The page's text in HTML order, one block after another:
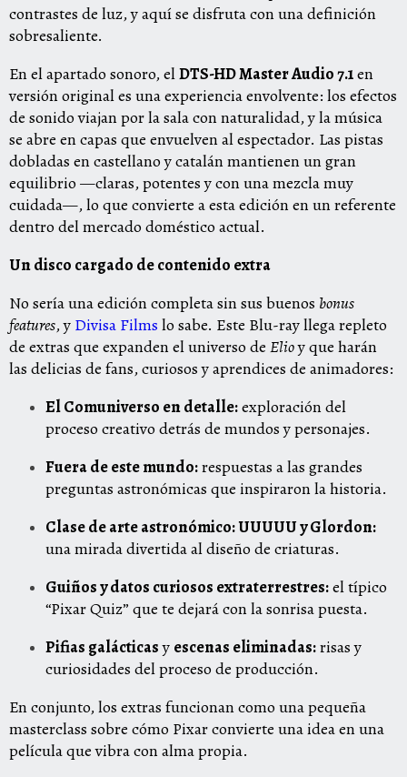
contrastes de luz, y aquí se disfruta con una definición
sobresaliente.
En el apartado sonoro, elDTS-HD Master Audio 7.1en
versión original es una experiencia envolvente: los efectos
de sonido viajan por la sala con naturalidad, y la música
se abre en capas que envuelven al espectador. Las pistas
dobladas en castellano y catalán mantienen un gran
equilibrio —claras, potentes y con una mezcla muy
cuidada—, lo que convierte a esta edición en un referente
dentro del mercado doméstico actual.
Un disco cargado de contenido extra
No sería una edición completa sin sus buenos bonus
features, y Divisa Films lo sabe. Este Blu-ray llega repleto
de extras que expanden el universo de Elioy que harán
las delicias de fans, curiosos y aprendices de animadores:
El Comuniverso en detalle:exploración del
proceso creativo detrás de mundos y personajes.
Fuera de este mundo:respuestas a las grandes
preguntas astronómicas que inspiraron la historia.
Clase de arte astronómico: UUUUU y Glordon:
una mirada divertida al diseño de criaturas.
Guiños y datos curiosos extraterrestres:el típico
“Pixar Quiz” que te dejará con la sonrisa puesta.
Pifias galácticasy escenas eliminadas:risas y
curiosidades del proceso de producción.
En conjunto, los extras funcionan como una pequeña
masterclass sobre cómo Pixar convierte una idea en una
película que vibra con alma propia.